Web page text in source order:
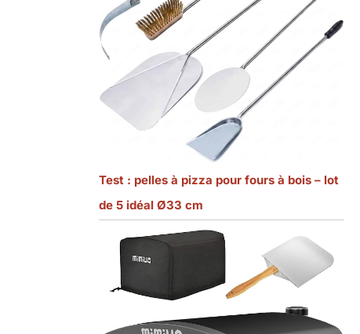
Test : pelles à pizza pour fours à bois – lot
de 5 idéal Ø33 cm